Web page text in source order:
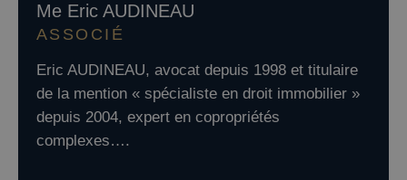
Me Eric AUDINEAU
ASSOCIÉ
Eric AUDINEAU, avocat depuis 1998 et titulaire
de la mention « spécialiste en droit immobilier »
depuis 2004, expert en copropriétés
complexes….